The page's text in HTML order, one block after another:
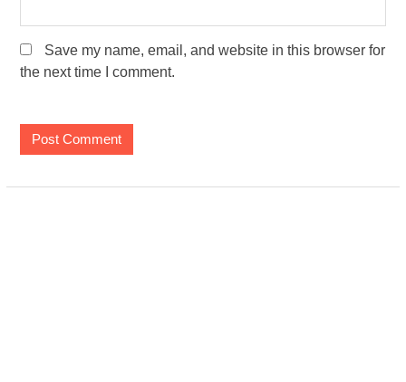
Save my name, email, and website in this browser for
the next time I comment.